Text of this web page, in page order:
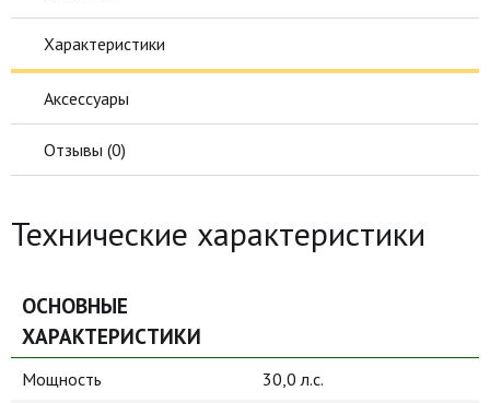
Характеристики
Аксессуары
Отзывы (0)
Технические характеристики
ОСНОВНЫЕ
ХАРАКТЕРИСТИКИ
Мощность
30,0 л.с.